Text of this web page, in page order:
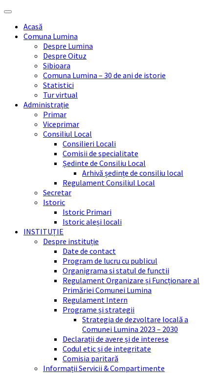
Skip
content
Skip
sidebar
Skip
right
sidebar
Skip
footerAcasă
Comuna Lumina
Despre Lumina
Despre Oituz
Sibioara
Comuna Lumina – 30 de ani de istorie
Statistici
Tur virtual
Administrație
Primar
Viceprimar
Consiliul Local
Consilieri Locali
Comisii de specialitate
Ședinte de Consiliu Local
Arhivă ședințe de consiliu local
Regulament Consiliul Local
Secretar
Istoric
Istoric Primari
Istoric aleși locali
INSTITUȚIE
Despre instituție
Date de contact
Program de lucru cu publicul
Organigrama si statul de functii
Regulament Organizare și Funcționare al
Primăriei Comunei Lumina
Regulament Intern
Programe și strategii
Strategia de dezvoltare locală a
Comunei Lumina 2023 – 2030
Declarații de avere și de interese
Codul etic și de integritate
Comisia paritară
Informații Servicii & Compartimente